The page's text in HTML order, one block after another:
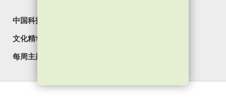
中国科技
文化精华
每周主题